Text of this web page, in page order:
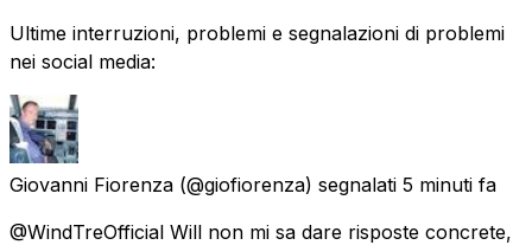
Ultime interruzioni, problemi e segnalazioni di problemi
nei social media:
Giovanni Fiorenza (@giofiorenza) segnalati 5 minuti fa
@WindTreOfficial Will non mi sa dare risposte concrete,